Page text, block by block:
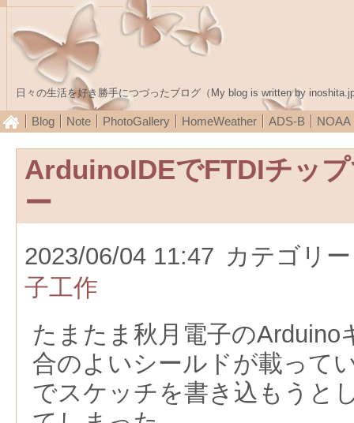
日々の生活を好き勝手につづったブログ（My blog is written by
Blog Note PhotoGallery HomeWeather ADS-B NOAA
ArduinoIDEでFTDIチッ
ー
2023/06/04 11:47 カテゴリ
子工作
たまたま秋月電子のArduino
合のよいシールドが載って
でスケッチを書き込もうと